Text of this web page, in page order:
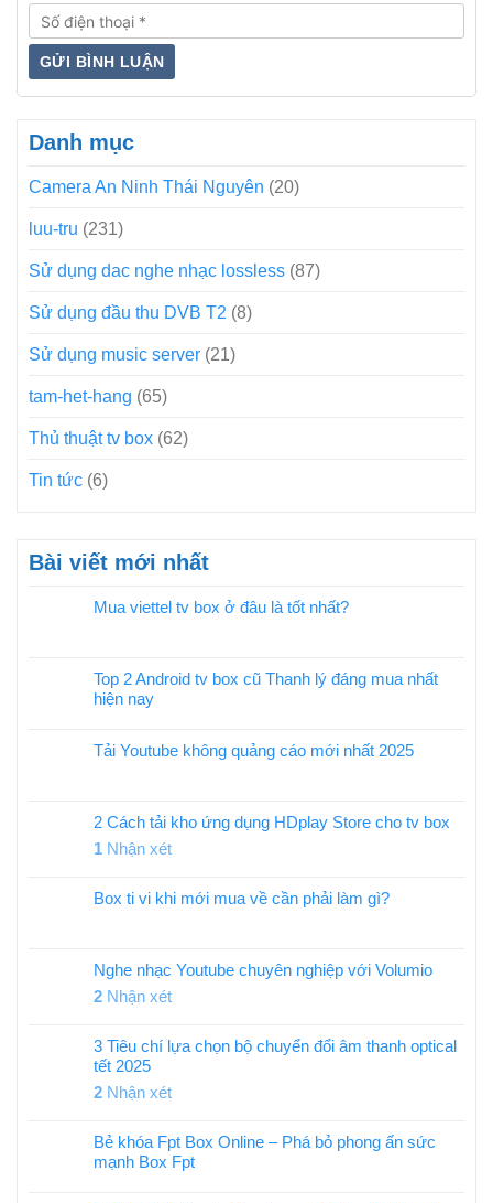
Danh mục
Camera An Ninh Thái Nguyên (20)
luu-tru (231)
Sử dụng dac nghe nhạc lossless (87)
Sử dụng đầu thu DVB T2 (8)
Sử dụng music server (21)
tam-het-hang (65)
Thủ thuật tv box (62)
Tin tức (6)
Bài viết mới nhất
Mua viettel tv box ở đâu là tốt nhất?
Top 2 Android tv box cũ Thanh lý đáng mua nhất
hiện nay
Tải Youtube không quảng cáo mới nhất 2025
2 Cách tải kho ứng dụng HDplay Store cho tv box
1 Nhận xét
Box ti vi khi mới mua về cần phải làm gì?
Nghe nhạc Youtube chuyên nghiệp với Volumio
2 Nhận xét
3 Tiêu chí lựa chọn bộ chuyển đổi âm thanh optical
tết 2025
2 Nhận xét
Bẻ khóa Fpt Box Online – Phá bỏ phong ấn sức
mạnh Box Fpt